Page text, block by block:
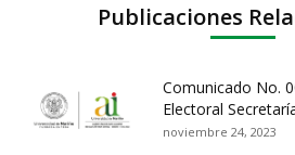
Publicaciones
Comunicado No.
Electoral
noviembre 24, 2023